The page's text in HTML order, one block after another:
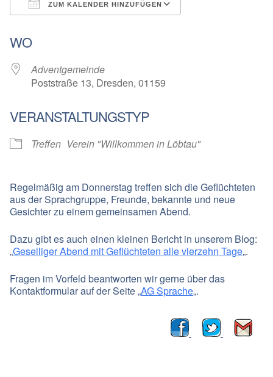
ZUM KALENDER HINZUFÜGEN
WO
Adventgemeinde
Poststraße 13, Dresden, 01159
VERANSTALTUNGSTYP
Treffen Verein "Willkommen in Löbtau"
Regelmäßig am Donnerstag treffen sich die Geflüchteten
aus der Sprachgruppe, Freunde, bekannte und neue
Gesichter zu einem gemeinsamen Abend.
Dazu gibt es auch einen kleinen Bericht in unserem Blog:
„Geselliger Abend mit Geflüchteten alle vierzehn Tage„.
Fragen im Vorfeld beantworten wir gerne über das
Kontaktformular auf der Seite „AG Sprache„.